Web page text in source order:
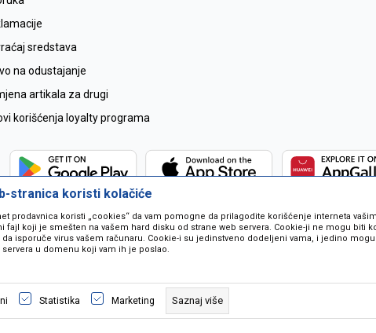
sredstava
na odustajanje
artikala za drugi
korišćenja loyalty programa
u opisu proizvoda, prikazu slika i samih cijena ali ne možemo garantovati
dio naše ponude i ne podrazumjeva se da su dostupni u svakom trenutku.
pozivom na broj 067259021.
©2026www.mil-pop.com, IzradaNB SOFT. Sva prava zadržana.
stranica koristi kolačiće
prodavnica koristi „cookies“ da vam pomogne da prilagodite korišćenje interneta
fajl koji je smešten na vašem hard disku od strane web servera. Cookie-ji ne mogu biti
isporuče virus vašem računaru. Cookie-i su jedinstveno dodeljeni vama, i jedino
servera u domenu koji vam ih je poslao.
Statistika Marketing Saznaj više